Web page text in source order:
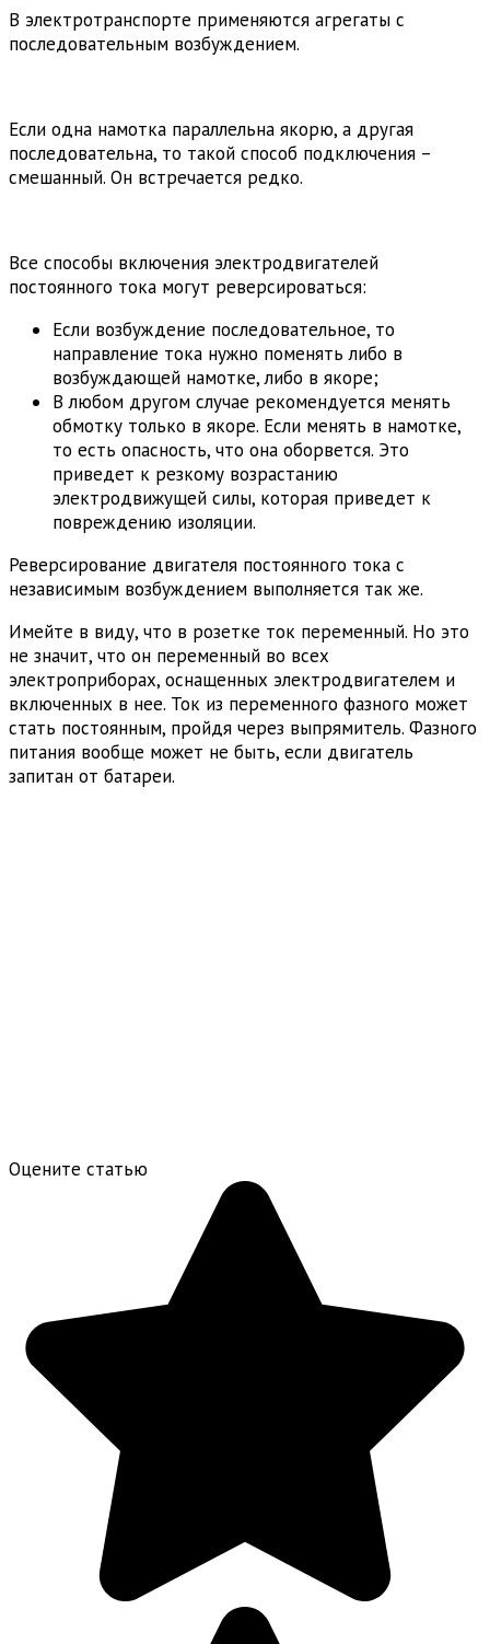
В электротранспорте применяются агрегаты с
последовательным возбуждением.
Если одна намотка параллельна якорю, а другая
последовательна, то такой способ подключения –
смешанный. Он встречается редко.
Все способы включения электродвигателей
постоянного тока могут реверсироваться:
Если возбуждение последовательное, то
направление тока нужно поменять либо в
возбуждающей намотке, либо в якоре;
В любом другом случае рекомендуется менять
обмотку только в якоре. Если менять в намотке,
то есть опасность, что она оборвется. Это
приведет к резкому возрастанию
электродвижущей силы, которая приведет к
повреждению изоляции.
Реверсирование двигателя постоянного тока с
независимым возбуждением выполняется так же.
Имейте в виду, что в розетке ток переменный. Но это
не значит, что он переменный во всех
электроприборах, оснащенных электродвигателем и
включенных в нее. Ток из переменного фазного может
стать постоянным, пройдя через выпрямитель. Фазного
питания вообще может не быть, если двигатель
запитан от батареи.
Оцените статью